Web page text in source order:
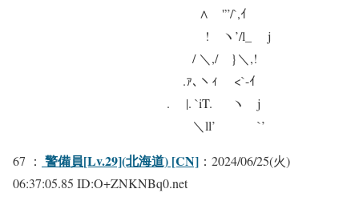
∧ '”/`,ｲ
! ヽ’/l_ j
/ ＼,/ }＼,!
.ｧ､ヽｨ <`-ｲ
. |. `iT. ヽ j
＼ll’ `’
67 ： 警備員[Lv.29](北海道) [CN] ：2024/06/25(火)
06:37:05.85 ID:O+ZNKNBq0.net